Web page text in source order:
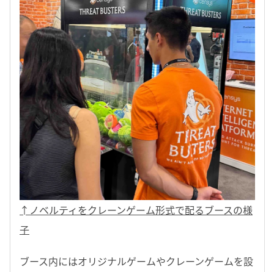
↑ノベルティをクレーンゲーム形式で配るブースの様
子
ブース内にはオリジナルゲームやクレーンゲームを設